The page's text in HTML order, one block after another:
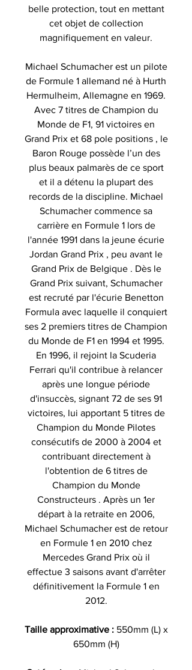
belle protection, tout en mettant
cet objet de collection
magnifiquement en valeur.
Michael Schumacherest un pilote
de Formule 1 allemand né à Hurth
Hermulheim, Allemagne en 1969.
Avec 7 titres de Champion du
Monde de F1, 91 victoires en
Grand Prix et 68 pole positions , le
Baron Rouge possède l’un des
plus beaux palmarès de ce sport
et il a détenu la plupart des
records de la discipline. Michael
Schumacher commence sa
carrière en Formule 1 lors de
l'année 1991 dans la jeune écurie
Jordan Grand Prix , peu avant le
Grand Prix de Belgique . Dès le
Grand Prix suivant, Schumacher
est recruté par l'écurie Benetton
Formula avec laquelle il conquiert
ses 2 premiers titres de Champion
du Monde de F1 en 1994 et 1995.
En 1996, il rejoint la Scuderia
Ferrari qu'il contribue à relancer
après une longue période
d'insuccès, signant 72 de ses 91
victoires, lui apportant 5 titres de
Champion du Monde Pilotes
consécutifs de 2000 à 2004 et
contribuant directement à
l'obtention de 6 titres de
Champion du Monde
Constructeurs . Après un 1er
départ à la retraite en 2006,
Michael Schumacher est de retour
en Formule 1 en 2010 chez
Mercedes Grand Prix où il
effectue 3 saisons avant d'arrêter
définitivement la Formule 1 en
2012.
Taille approximative : 550mm (L) x
650mm (H)